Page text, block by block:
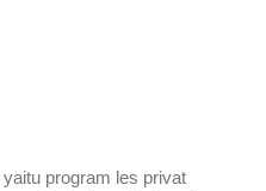
yaitu program les privat